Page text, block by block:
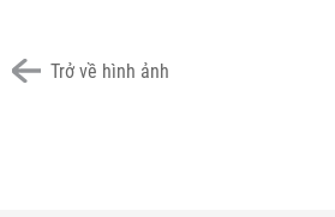
Trở về hình ảnh
Chưa có tiêu đề
Chưa có tiêu đề
Chưa có tiêu đề
Chưa có tiêu đề
Chưa có tiêu đề
Chưa có tiêu đề
Chưa có tiêu đề